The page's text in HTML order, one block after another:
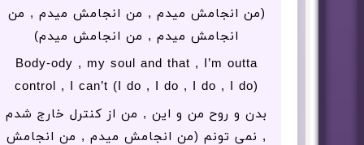
(من انجامش میدم , من انجامش میدم , من
انجامش میدم , من انجامش میدم)
Body-ody , my soul and that , I’m outta
control , I can’t (I do , I do , I do , I do)
بدن و روح من و این , من از کنترل خارج شدم
, نمی تونم (من انجامش میدم , من انجامش